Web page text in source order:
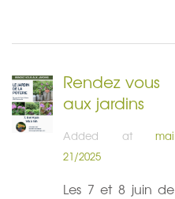
Rendez vous
aux jardins
Added atmai
21/2025
Les 7 et 8 juin de